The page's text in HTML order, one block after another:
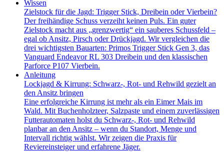
Wissen
Zielstock für die Jagd: Trigger Stick, Dreibein oder Vierbein?
Der freihändige Schuss verzeiht keinen Puls. Ein guter
Zielstock macht aus „grenzwertig“ ein sauberes Schussfeld –
egal ob Ansitz, Pirsch oder Drückjagd. Wir vergleichen die
drei wichtigsten Bauarten: Primos Trigger Stick Gen 3, das
Vanguard Endeavor RL 303 Dreibein und den klassischen
Parforce P107 Vierbein.
Anleitung
Lockjagd & Kirrung: Schwarz-, Rot- und Rehwild gezielt an
den Ansitz bringen
Eine erfolgreiche Kirrung ist mehr als ein Eimer Mais im
Wald. Mit Buchenholzteer, Salzpaste und einem zuverlässigen
Futterautomaten holst du Schwarz-, Rot- und Rehwild
planbar an den Ansitz – wenn du Standort, Menge und
Intervall richtig wählst. Wir zeigen die Praxis für
Reviereinsteiger und erfahrene Jäger.